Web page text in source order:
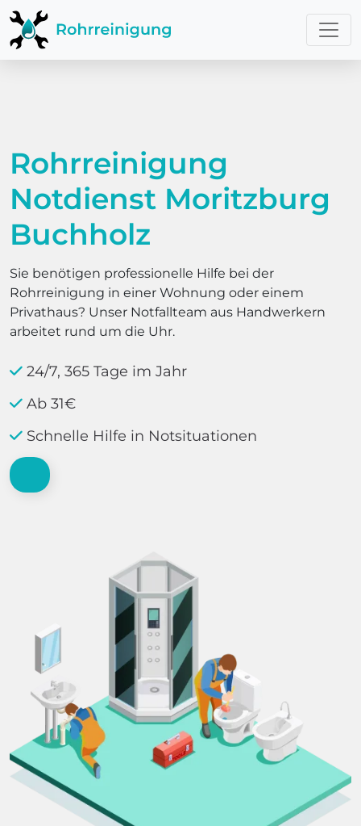
Rohrreinigung
Notdienst Moritzburg
Buchholz
Sie benötigen professionelle Hilfe bei der
Rohrreinigung in einer Wohnung oder einem
Privathaus? Unser Notfallteam aus Handwerkern
arbeitet rund um die Uhr.
24/7, 365 Tage im Jahr
Ab 31€
Schnelle Hilfe in Notsituationen